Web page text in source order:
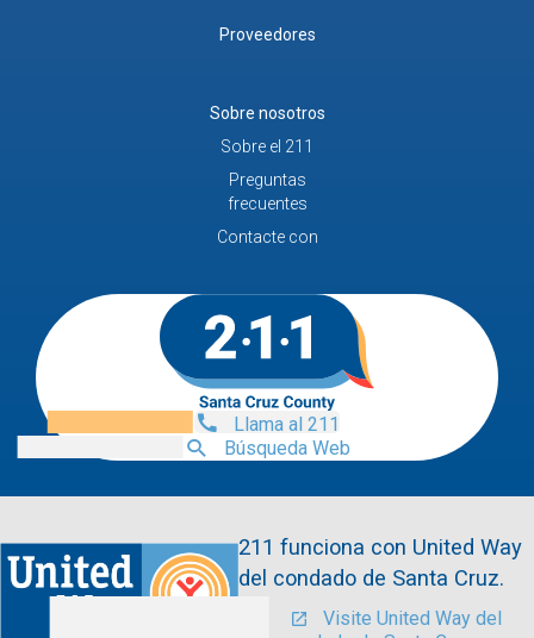
Proveedores
Sobre nosotros
Sobre el 211
Preguntas
frecuentes
Contacte con
Llama al 211
Búsqueda Web
211 funciona con United Way
del condado de Santa Cruz.
Visite United Way del